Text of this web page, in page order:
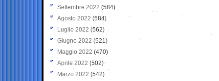
Settembre 2022 (584)
Agosto 2022 (584)
Luglio 2022 (562)
Giugno 2022 (521)
Maggio 2022 (470)
Aprile 2022 (502)
Marzo 2022 (542)